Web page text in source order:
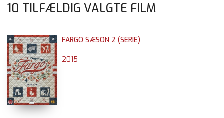
10 TILFÆLDIG VALGTE FILM
FARGO SÆSON 2 (SERIE)
2015